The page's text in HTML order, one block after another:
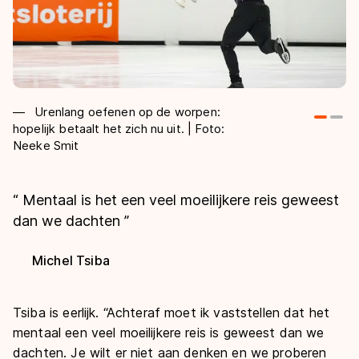
Urenlang oefenen op de worpen:
hopelijk betaalt het zich nu uit. | Foto:
Neeke Smit
“ Mentaal is het een veel moeilijkere reis geweest
dan we dachten ”
Michel Tsiba
Tsiba is eerlijk. “Achteraf moet ik vaststellen dat het
mentaal een veel moeilijkere reis is geweest dan we
dachten. Je wilt er niet aan denken en we proberen